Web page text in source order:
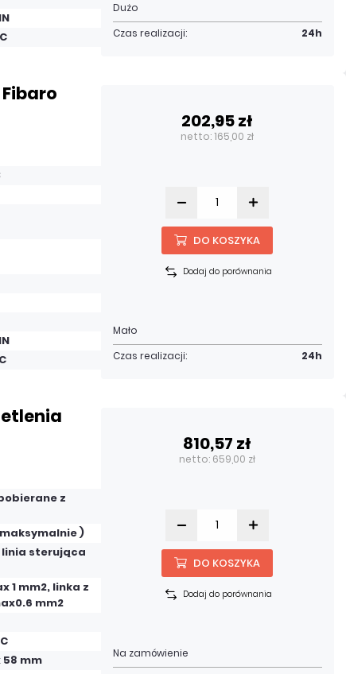
Dużo
Czas realizacji:
24h
Fibaro
202,95 zł
netto: 165,00 zł
DO KOSZYKA
Dodaj do porównania
Mało
Czas realizacji:
24h
z
)
linia sterująca
1 mm2, linka z
mm2
58 mm
810,57 zł
netto: 659,00 zł
DO KOSZYKA
Dodaj do porównania
Na zamówienie